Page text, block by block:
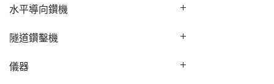
水平導向鑽機
隧道鑽鑿機
儀器